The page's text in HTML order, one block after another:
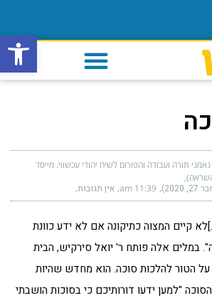
פתח
תורה ועבודה והפורום לשיח יהודי עכשווי. מייסד
11:39 am אין תגובות
קיים המצוה כתיקונה אם לא ידע כוונת
במלים אלה פותח ר' יואל סירקיש, הבית
הטור להלכות סוכה. הוא מחדש שהיות
"למען ידעו דורותיכם כי בסוכות הושבתי